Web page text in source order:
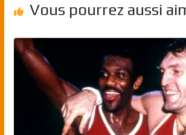
Vous pourrez aussi